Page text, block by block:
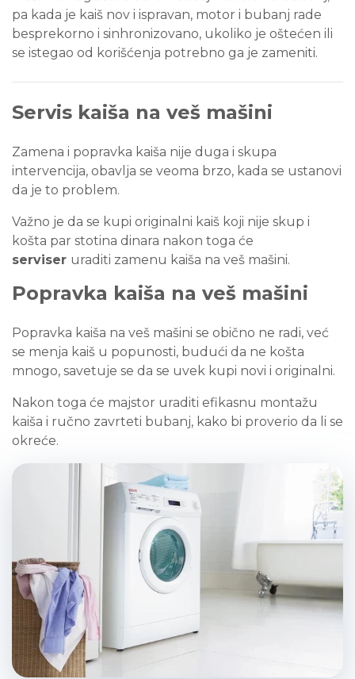
pa kada je kaiš nov i ispravan, motor i bubanj rade
besprekorno i sinhronizovano, ukoliko je oštećen ili
se istegao od korišćenja potrebno ga je zameniti.
Servis kaiša na veš mašini
Zamena i popravka kaiša nije duga i skupa
intervencija, obavlja se veoma brzo, kada se ustanovi
da je to problem.
Važno je da se kupi originalni kaiš koji nije skup i
košta par stotina dinara nakon toga će
serviser uraditi zamenu kaiša na veš mašini.
Popravka kaiša na veš mašini
Popravka kaiša na veš mašini se obično ne radi, već
se menja kaiš u popunosti, budući da ne košta
mnogo, savetuje se da se uvek kupi novi i originalni.
Nakon toga će majstor uraditi efikasnu montažu
kaiša i ručno zavrteti bubanj, kako bi proverio da li se
okreće.